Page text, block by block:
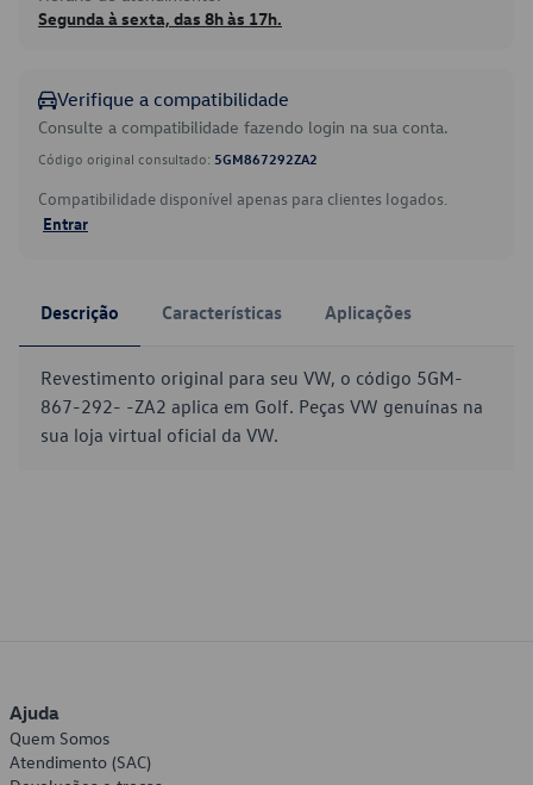
Segunda à sexta, das 8h às 17h.
Verifique a compatibilidade
Consulte a compatibilidade fazendo login na sua conta.
Código original consultado: 5GM867292ZA2
Compatibilidade disponível apenas para clientes logados.
Entrar
Descrição Características Aplicações
Revestimento original para seu VW, o código 5GM-
867-292- -ZA2 aplica em Golf. Peças VW genuínas na
sua loja virtual oficial da VW.
Ajuda
Quem Somos
Atendimento (SAC)